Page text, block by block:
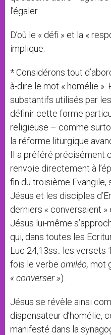
l’égaler.
D’où le « défi » et la «
implique.
* Considérons tout
à-dire le mot « homélie ».
substantifs utilisés par
définir cette forme
religieuse – comme
la réforme liturgique
II a préféré précisément
renvoie directement à
fin du troisième Evangile,
Jésus et les disciples
derniers « conversaient »
Jésus lui-même
qui, dans toutes les
Luc 24,13ss.: les versets
fois le verbe omiléo, mot
« converser »).
Jésus se révèle ainsi
dispensateur d’homélie,
manifesté dans la